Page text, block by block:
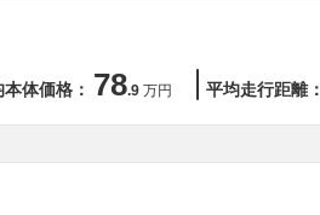
体価格： 78.9 万円 平均走行距離：